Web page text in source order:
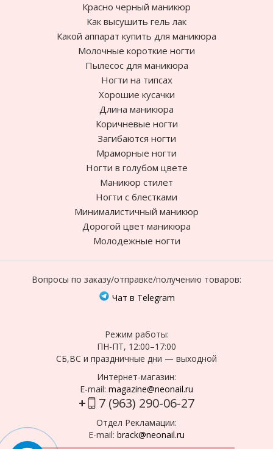
Красно черный маникюр
Как высушить гель лак
Какой аппарат купить для маникюра
Молочные короткие ногти
Пылесос для маникюра
Ногти на типсах
Хорошие кусачки
Длина маникюра
Коричневые ногти
Загибаются ногти
Мраморные ногти
Ногти в голубом цвете
Маникюр стилет
Ногти с блестками
Минималистичный маникюр
Дорогой цвет маникюра
Молодежные ногти
Вопросы по заказу/отправке/получению товаров:
Чат в Telegram
Режим работы:
ПН-ПТ, 12:00–17:00
СБ,ВС и праздничные дни — выходной
Интернет-магазин:
E-mail: magazine@neonail.ru
+ 7 (963) 290-06-27
Отдел Рекламации:
E-mail: brack@neonail.ru